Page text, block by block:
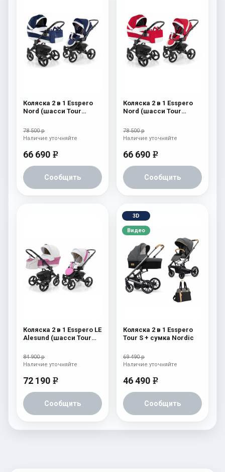
Коляска 2 в 1 Esspero
Nord (шасси Tour
78 500 р
66 690 e
Сообщить
Наличие уточняйте
Коляска 2 в 1 Esspero
Nord (шасси Tour
78 500 р
66 690 e
Сообщить
Наличие уточняйте
Коляска 2 в 1 Esspero LE
Alesund (шасси Tour
84 900 р
72 190 e
Сообщить
Наличие уточняйте
3D
Видео
Коляска 2 в 1 Esspero
Tour S + сумка Nordic
69 490 р
46 490 e
Сообщить
Наличие уточняйте